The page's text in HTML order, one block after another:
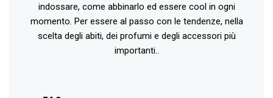
indossare, come abbinarlo ed essere cool in ogni
momento. Per essere al passo con le tendenze, nella
scelta degli abiti, dei profumi e degli accessori più
importanti..